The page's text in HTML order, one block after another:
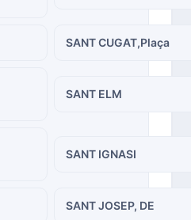
SANT CUGAT,Plaça
SANT ELM
SANT IGNASI
SANT JOSEP, DE